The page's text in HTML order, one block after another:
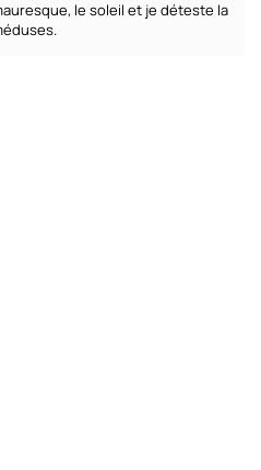
le soleil et je déteste la